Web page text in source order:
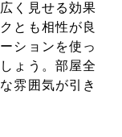
く見せる効果
とも相性が良
ションを使っ
ょう。部屋全
雰囲気が引き